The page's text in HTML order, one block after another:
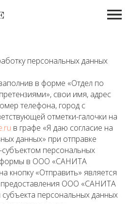
персональных данных
в форме «Отдел по
свои имя, адрес
телефона, город с
отметки-галочки на
в графе «Я даю согласие на
данных» при отправке
персональных
формы в ООО «САНИТА
кнопку «Отправить» является
ООО «САНИТА
субъекта персональных данных